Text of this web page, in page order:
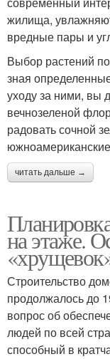
жилища,
вредные пары и
Выбор растений
зная
уходу за ними, вы
вечнозеленой
радовать сочной
читать дальше →
на этаже.
Строительство
продолжалось до
вопрос об
людей по всей
способный в